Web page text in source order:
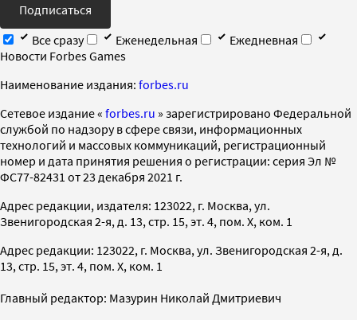
Подписаться
Все сразу
Еженедельная
Ежедневная
Новости Forbes Games
Наименование издания: forbes.ru
Cетевое издание « forbes.ru » зарегистрировано Федеральной
службой по надзору в сфере связи, информационных
технологий и массовых коммуникаций, регистрационный
номер и дата принятия решения о регистрации: серия Эл №
ФС77-82431 от 23 декабря 2021 г.
Адрес редакции, издателя: 123022, г. Москва, ул.
Звенигородская 2-я, д. 13, стр. 15, эт. 4, пом. X, ком. 1
Адрес редакции: 123022, г. Москва, ул. Звенигородская 2-я, д.
13, стр. 15, эт. 4, пом. X, ком. 1
Главный редактор: Мазурин Николай Дмитриевич